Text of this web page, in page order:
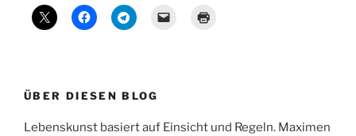
ÜBER DIESEN BLOG
Lebenskunst basiert auf Einsicht und Regeln. Maximen